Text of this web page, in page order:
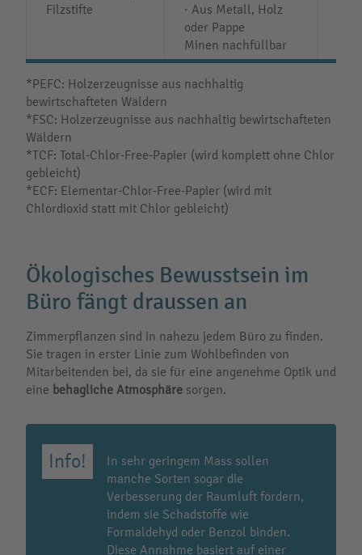
Filzstifte
· Aus Metall, Holz
oder Pappe
Minen nachfüllbar
*PEFC: Holzerzeugnisse aus nachhaltig
bewirtschafteten Wäldern
*FSC: Holzerzeugnisse aus nachhaltig bewirtschafteten
Wäldern
*TCF: Total-Chlor-Free-Papier (wird komplett ohne Chlor
gebleicht)
*ECF: Elementar-Chlor-Free-Papier (wird mit
Chlordioxid statt mit Chlor gebleicht)
Ökologisches Bewusstsein im
Büro fängt draussen an
Zimmerpflanzen sind in nahezu jedem Büro zu finden.
Sie tragen in erster Linie zum Wohlbefinden von
Mitarbeitenden bei, da sie für eine angenehme Optik und
eine behagliche Atmosphäre sorgen.
In sehr geringem Mass sollen
manche Sorten sogar die
Verbesserung der Raumluft fördern,
indem sie Schadstoffe wie
Formaldehyd oder Benzol binden.
Diese Annahme basiert auf einer